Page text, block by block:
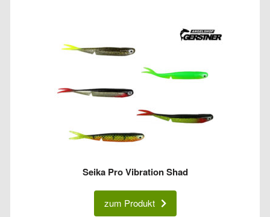
Seika Pro Vibration Shad
zum Produkt